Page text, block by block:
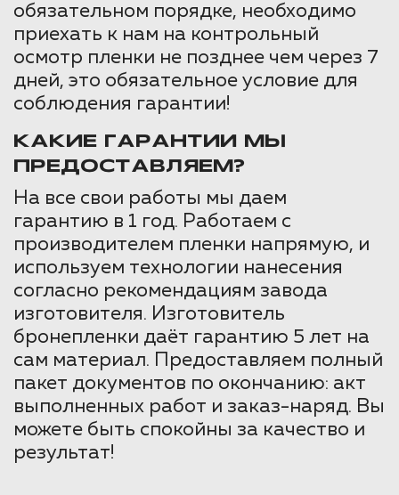
обязательном порядке, необходимо
приехать к нам на контрольный
осмотр пленки не позднее чем через 7
дней, это обязательное условие для
соблюдения гарантии!
КАКИЕ ГАРАНТИИ МЫ
ПРЕДОСТАВЛЯЕМ?
На все свои работы мы даем
гарантию в 1 год. Работаем с
производителем пленки напрямую, и
используем технологии нанесения
согласно рекомендациям завода
изготовителя. Изготовитель
бронепленки даёт гарантию 5 лет на
сам материал. Предоставляем полный
пакет документов по окончанию: акт
выполненных работ и заказ-наряд. Вы
можете быть спокойны за качество и
результат!